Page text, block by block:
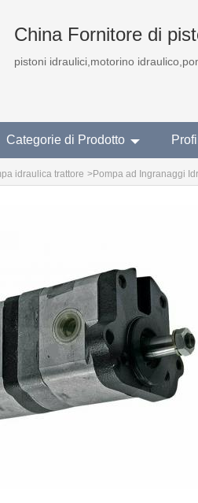
China Fornitore di
pistoni idraulici,motorino
Categorie di Prodotto
idraulica trattore >Pompa ad Ingranaggi